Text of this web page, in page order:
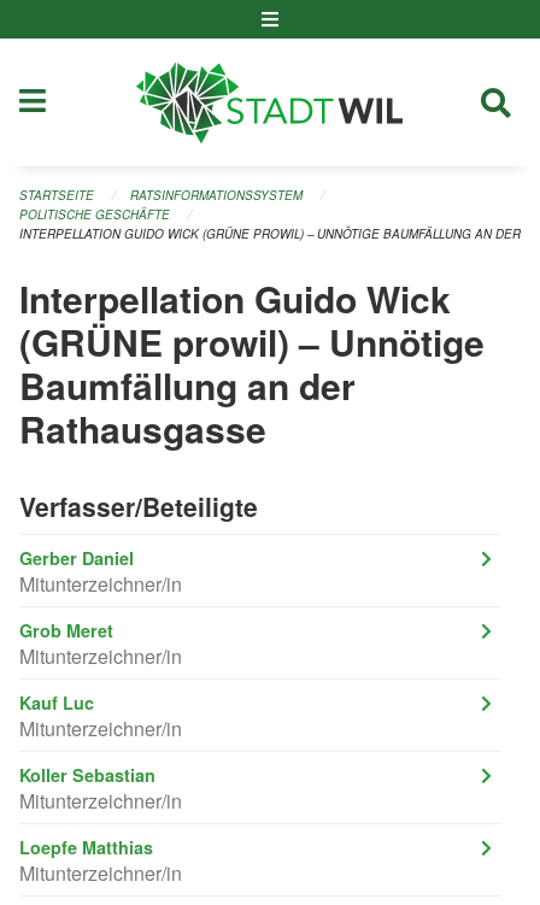
STARTSEITE
RATSINFORMATIONSSYSTEM
POLITISCHE GESCHÄFTE
INTERPELLATION GUIDO WICK (GRÜNE PROWIL) – UNNÖTIGE BAUMFÄLLUNG AN DER
Interpellation Guido Wick
(GRÜNE prowil) – Unnötige
Baumfällung an der
Rathausgasse
Verfasser/Beteiligte
Gerber Daniel
Mitunterzeichner/in
Grob Meret
Mitunterzeichner/in
Kauf Luc
Mitunterzeichner/in
Koller Sebastian
Mitunterzeichner/in
Loepfe Matthias
Mitunterzeichner/in